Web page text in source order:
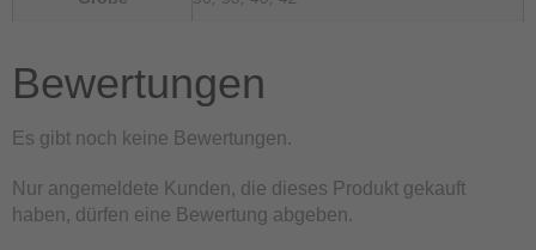
Bewertungen
Es gibt noch keine Bewertungen.
Nur angemeldete Kunden, die dieses Produkt gekauft
haben, dürfen eine Bewertung abgeben.